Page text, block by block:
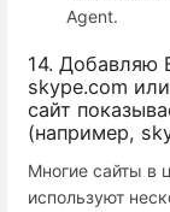
Agent.
14. Добавляю
skype.com
сайт
(например,
Многие сайты в
используют